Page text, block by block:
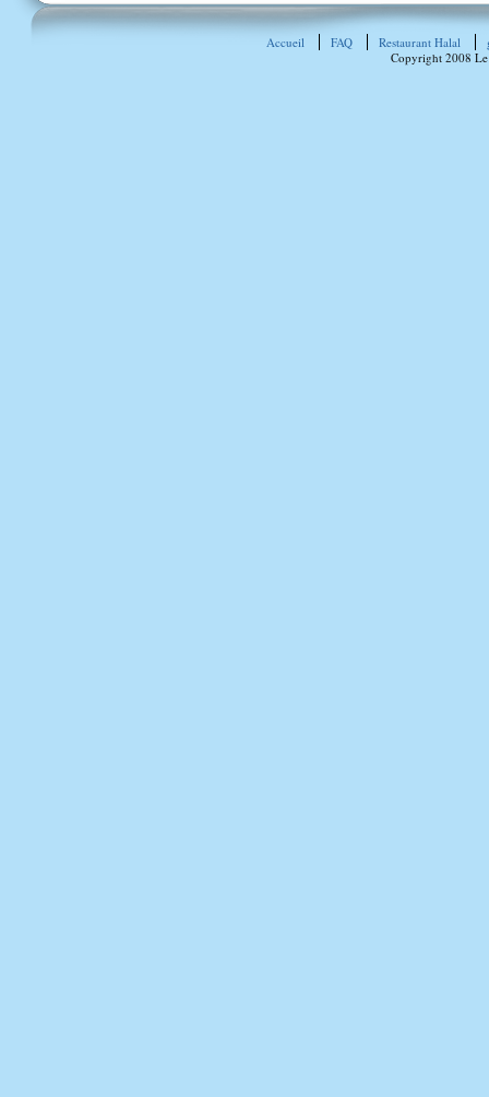
Accueil FAQ Restaurant Halal
Copyright 2008